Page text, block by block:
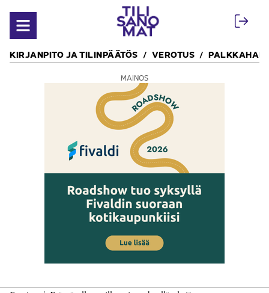
Avaa valikko
KIRJANPITO JA TILINPÄÄTÖS VEROTUS
MAINOS